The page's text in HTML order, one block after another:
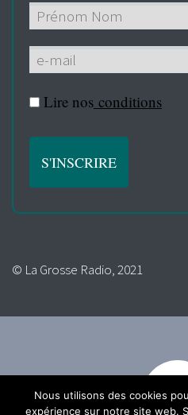
Lire nos conditions
© La Grosse Radio, 2021
Nous utilisons des cookies
expérience sur notre site web.